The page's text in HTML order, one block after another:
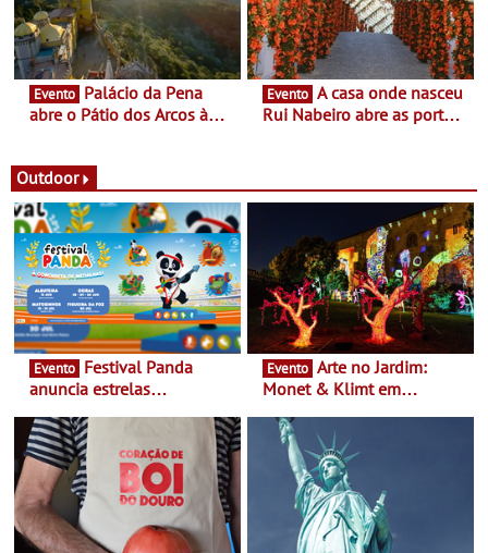
Evento
abre o Pátio dos Arcos à
Evento
Rui Nabeiro abre as portas
16 de agosto
Outdoor
Evento
anuncia estrelas
- Entre Junho e Julho pelo
país
Evento
Monet & Klimt em
ao final de Setembro -
Experiência luminosa no
jardim do Museu de
Alberto Sampaio